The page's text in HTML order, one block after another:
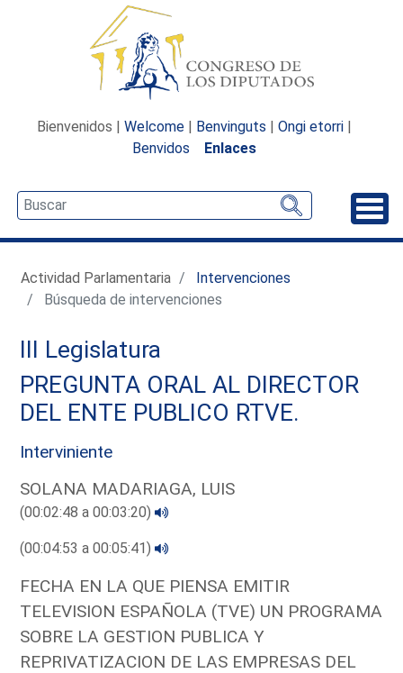
Bienvenidos | Welcome | Benvinguts | Ongi etorri |
Benvidos
Enlaces
Actividad Parlamentaria
Intervenciones
Búsqueda de intervenciones
III Legislatura
PREGUNTA ORAL AL DIRECTOR
DEL ENTE PUBLICO RTVE.
Interviniente
SOLANA MADARIAGA, LUIS
(00:02:48 a 00:03:20)
(00:04:53 a 00:05:41)
FECHA EN LA QUE PIENSA EMITIR
TELEVISION ESPAÑOLA (TVE) UN PROGRAMA
SOBRE LA GESTION PUBLICA Y
REPRIVATIZACION DE LAS EMPRESAS DEL